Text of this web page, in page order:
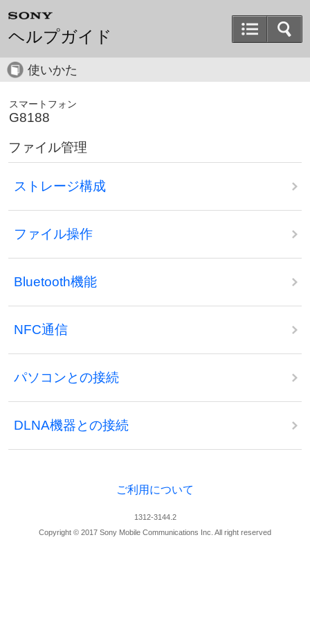
ヘルプガイド
使いかた
スマートフォン
G8188
ファイル管理
ストレージ構成
ファイル操作
Bluetooth機能
NFC通信
パソコンとの接続
DLNA機器との接続
ご利用について
1312-3144.2
Copyright © 2017 Sony Mobile Communications Inc. All right reserved